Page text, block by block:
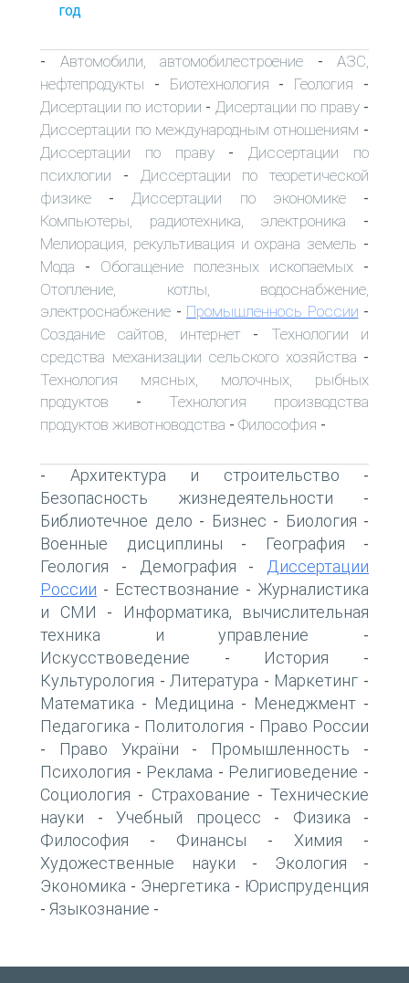
год
- Автомобили, автомобилестроение - АЗС,
нефтепродукты - Биотехнология - Геология -
Дисертации по истории - Дисертации по праву-
Диссертации по международным отношениям -
Диссертации по праву- Диссертации по
психлогии - Диссертации по теоретической
физике - Диссертации по экономике-
Компьютеры, радиотехника, электроника -
Мелиорация, рекультивация и охрана земель -
Мода - Обогащение полезных ископаемых -
Отопление, котлы, водоснабжение,
электроснабжение - Промышленнось России -
Создание сайтов, интернет - Технологии и
средства механизации сельского хозяйства -
Технология мясных, молочных, рыбных
продуктов - Технология производства
продуктов животноводства - Философия -
- Архитектура и строительство -
Безопасность жизнедеятельности -
Библиотечное дело - Бизнес - Биология -
Военные дисциплины - География -
Геология - Демография -
Диссертации
России - Естествознание - Журналистика
и СМИ -
Информатика, вычислительная
техника и управление -
Искусствоведение - История -
Культурология - Литература - Маркетинг -
Математика - Медицина - Менеджмент -
Педагогика - Политология - Право России
- Право України - Промышленность -
Психология - Реклама - Религиоведение -
Социология - Страхование - Технические
науки - Учебный процесс - Физика -
Философия - Финансы - Химия -
Художественные науки - Экология -
Экономика - Энергетика - Юриспруденция
- Языкознание -